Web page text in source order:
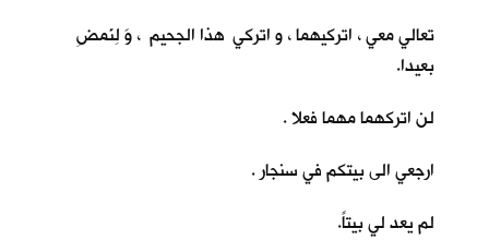
تعالي معي ، اتركيهما ، و اتركي هذا الجحيم ، وَ لِنَمضِ
بعيدا.
لن اتركهما مهما فعلا .
ارجعي الى بيتكم في سنجار .
لم يعد لي بيتاً.